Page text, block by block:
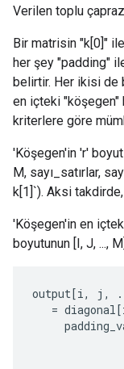
Verilen toplu
Bir matrisin "k[0]"
her şey "padding"
belirtir. Her ikisi de
en içteki "köşegen"
kriterlere göre
'Köşegen'in 'r'
M, sayı_satırlar,
k[1]`). Aksi takdirde,
'Köşegen'in en
boyutunun [I, J, ...,
output[i, j ,
= diagonal[